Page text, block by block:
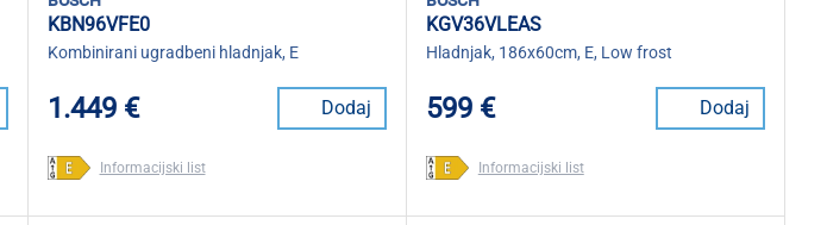
KBN96VFE0
Kombinirani ugradbeni hladnjak, E
1.449 € Dodaj
Informacijski list
KGV36VLEAS
Hladnjak, 186x60cm, E, Low frost
599 € Dodaj
Informacijski list